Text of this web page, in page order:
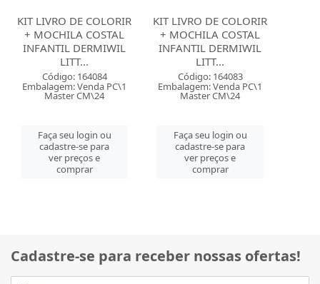
KIT LIVRO DE COLORIR
+ MOCHILA COSTAL
INFANTIL DERMIWIL
LITT...
Código: 164084
Embalagem: Venda PC\1
Master CM\24
Faça seu login ou
cadastre-se para
ver preços e
comprar
KIT LIVRO DE COLORIR
+ MOCHILA COSTAL
INFANTIL DERMIWIL
LITT...
Código: 164083
Embalagem: Venda PC\1
Master CM\24
Faça seu login ou
cadastre-se para
ver preços e
comprar
Cadastre-se para receber nossas ofertas!